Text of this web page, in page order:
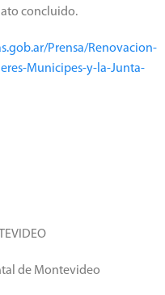
concluido.
Prensa/Renovacion-
Municipes-y-la-Junta-
de Montevideo